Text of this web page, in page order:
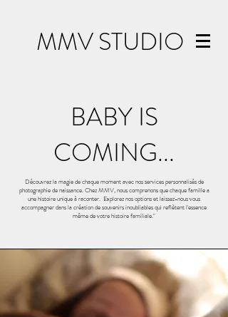
MMV STUDIO
BABY IS
COMING...
Découvrez la magie de chaque moment avec nos services personnalisés de
photographie de naissance. Chez MMV, nous comprenons que chaque famille a
une histoire unique à raconter. Explorez nos options et laissez-nous vous
accompagner dans la création de souvenirs inoubliables qui reflètent l'essence
même de votre histoire familiale."